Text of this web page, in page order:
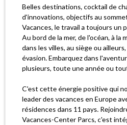
Belles destinations, cocktail de
d'innovations, objectifs au
Vacances, le travail a toujours un
Au bord de la mer, de l'océan, à la
dans les villes, au siège ou
évasion. Embarquez dans
plusieurs, toute une année ou
C'est cette énergie positive qui
leader des vacances en Europe
résidences dans 11 pays.
Vacances-Center Parcs, c'est